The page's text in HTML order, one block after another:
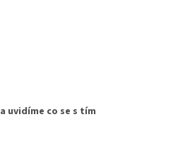
a uvidíme co se s tím